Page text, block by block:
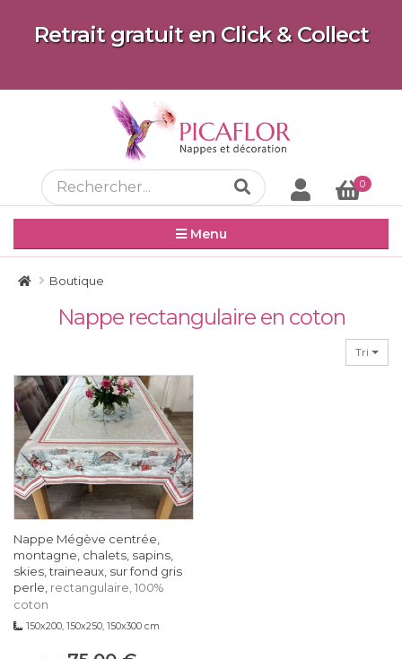
Retrait gratuit en Click & Collect
0
Menu
Boutique
Nappe rectangulaire en coton
Tri
Nappe Mégève centrée,
montagne, chalets, sapins,
skies, traineaux, sur fond gris
perle, rectangulaire, 100%
coton
150x200, 150x250, 150x300 cm